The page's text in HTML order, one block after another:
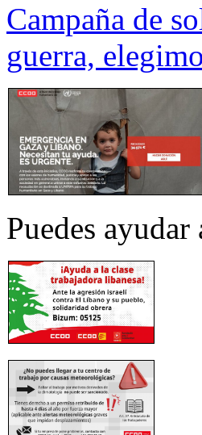
Campaña de
guerra,
Puedes ayudar